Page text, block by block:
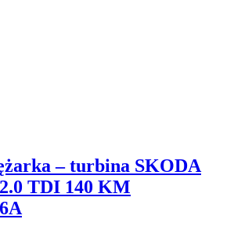
– turbina SKODA
TDI 140 KM